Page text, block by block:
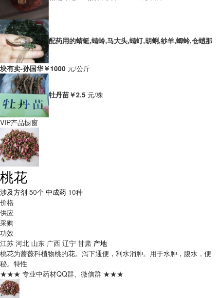
配药用的蜻蜓,蜻蛉,马大头,蜻虰,胡蜊,纱羊,蝍蛉,仓螘那
块有卖-孙国华￥1000 元/公斤
牡丹苗￥2.5 元/株
VIP产品橱窗
桃花
涉及方剂 50个 中成药 10种
价格
供应
采购
功效
江苏 河北 山东 广西 辽宁 甘肃 产地
桃花为蔷薇科植物桃的花。泻下通便，利水消肿。用于水肿，腹水，便
秘。 特性
★★★ 专业中药材QQ群、微信群 ★★★